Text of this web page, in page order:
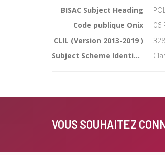
BISAC Subject Heading
Code publique Onix
06
CLIL (Version 2013-2019 )
Subject Scheme Identifier Code
VOUS SOUHAITEZ